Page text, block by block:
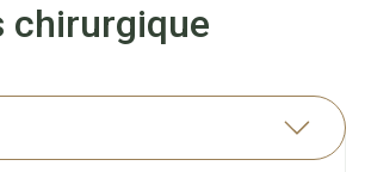
chirurgique